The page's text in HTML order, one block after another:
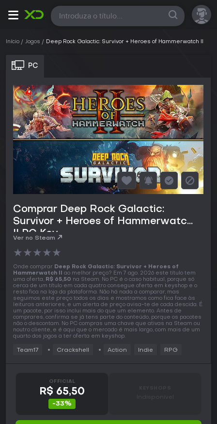
Todas
Início Jogos Deep Rock Galactic: Survivor + Heroes of Hammerwatch II
PC
Comprar Deep Rock Galactic:
Survivor + Heroes of Hammerwatch
II PC Key
Ver no Steam
★★★★★
Onde comprar Deep Rock Galactic: Survivor + Heroes of
Hammerwatch II ao melhor preço? Em 7 ago. 2026 este título tem
uma oferta, R$ 65,50 na Steam. No PC é o caso habitual, porque só
cerca de um título em cada quatro consegue oferta em keyshop e o
resto fica na loja da plataforma. Não há nada a comparar, mas
seguimos este preço todos os dias e mostramos como fica face às
leituras anteriores, e um alerta de preço avisa-te de cada descida. É
um pacote, por isso inclui mais do que um elemento. Antes de
comprares, confirma se já tens parte do conteúdo, porque os pacotes
não o descontam. No PC compras uma chave que ativas na Steam ou
noutro cliente, e é aqui que o mercado é mais largo, com mais de um
quarto dos jogos a ter oferta em keyshop.
Team17 Crackshell Action Indie RPG
OFFICIAL
R$ 65,50
-33%
Indisponível